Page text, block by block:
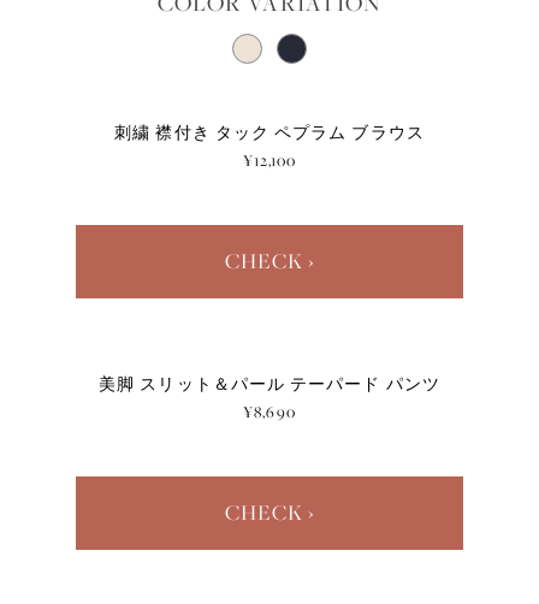
刺繍 襟付き タック ペプラム ブラウス
¥12,100
CHECK ›
美脚 スリット＆パール テーパード パンツ
¥8,690
CHECK ›